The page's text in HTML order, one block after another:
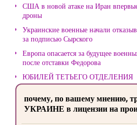
США в новой атаке на Иран
дроны
Украинские военные начали
за подписью Сырского
Европа опасается за будущее
после отставки Федорова
ЮБИЛЕЙ ТЕТЬЕГО ОТДЕЛЕНИЯ
почему, по вашему мнению,
УКРАИНЕ в лицензии на